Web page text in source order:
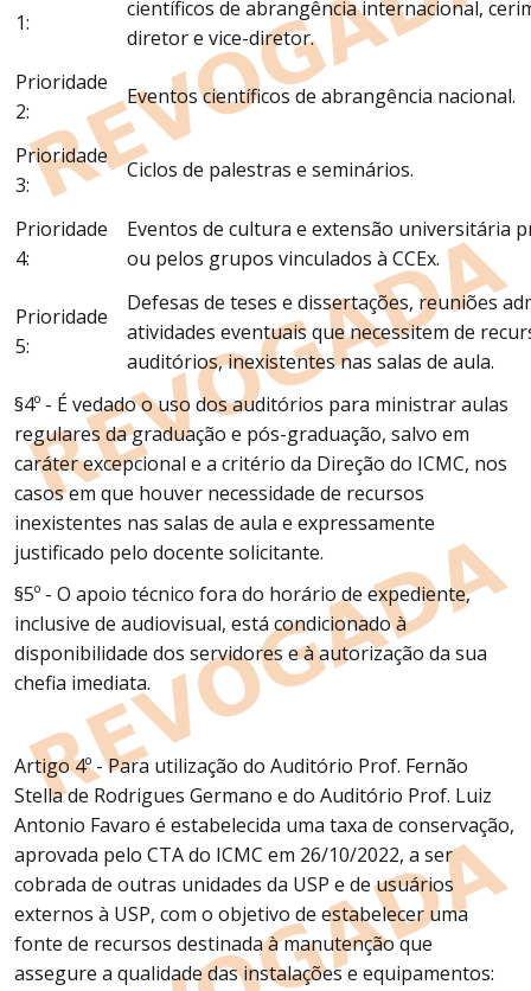
1:
científicos de abrangência internacional,
diretor e vice-diretor.
Prioridade
2:
Eventos científicos de abrangência nacional.
Prioridade
3:
Ciclos de palestras e seminários.
Prioridade
4:
Eventos de cultura e extensão universitária
ou pelos grupos vinculados à CCEx.
Prioridade
5:
Defesas de teses e dissertações, reuniões
atividades eventuais que necessitem de
auditórios, inexistentes nas salas de aula.
§4º - É vedado o uso dos auditórios para ministrar aulas
regulares da graduação e pós-graduação, salvo em
caráter excepcional e a critério da Direção do ICMC, nos
casos em que houver necessidade de recursos
inexistentes nas salas de aula e expressamente
justificado pelo docente solicitante.
§5º - O apoio técnico fora do horário de expediente,
inclusive de audiovisual, está condicionado à
disponibilidade dos servidores e à autorização da sua
chefia imediata.
Artigo 4º - Para utilização do Auditório Prof. Fernão
Stella de Rodrigues Germano e do Auditório Prof. Luiz
Antonio Favaro é estabelecida uma taxa de conservação,
aprovada pelo CTA do ICMC em 26/10/2022, a ser
cobrada de outras unidades da USP e de usuários
externos à USP, com o objetivo de estabelecer uma
fonte de recursos destinada à manutenção que
assegure a qualidade das instalações e equipamentos: